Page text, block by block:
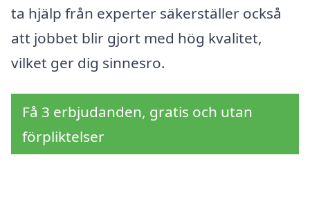
ta hjälp från experter säkerställer också
att jobbet blir gjort med hög kvalitet,
vilket ger dig sinnesro.
Få 3 erbjudanden, gratis och utan
förpliktelser